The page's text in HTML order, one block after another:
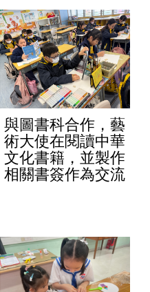
與圖書科合作，藝
術大使在閱讀中華
文化書籍，並製作
相關書簽作為交流